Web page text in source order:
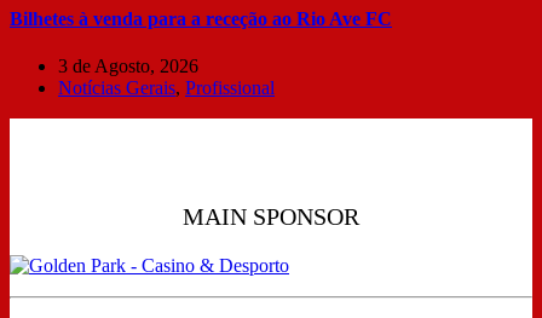
Bilhetes à venda para a receção ao Rio Ave FC
3 de Agosto, 2026
Notícias Gerais, Profissional
MAIN SPONSOR